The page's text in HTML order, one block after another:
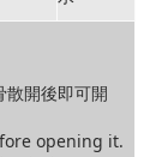
散開後即可開
opening it.